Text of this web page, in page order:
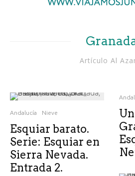
Artículo Al
Andalucía Nieve
Esquiar barato.
Serie: Esquiar en
Sierra Nevada.
Entrada 2.